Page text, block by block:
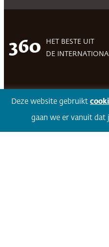
360
HET BESTE UIT
DE
Deze website gebruikt
gaan we er vanuit dat